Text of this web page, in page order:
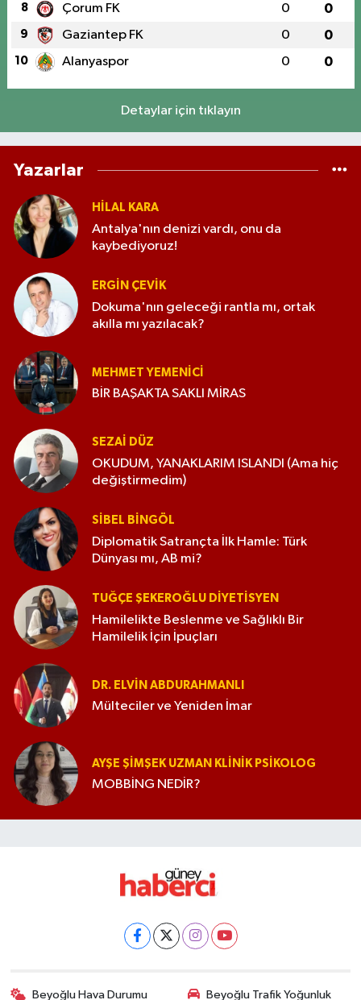
8 Çorum FK 0 0
9 Gaziantep FK 0 0
10 Alanyaspor 0 0
Detaylar için tıklayın
Yazarlar
HILAL KARA
Antalya'nın denizi vardı, onu da
kaybediyoruz!
ERGIN ÇEVİK
Dokuma'nın geleceği rantla mı, ortak
akılla mı yazılacak?
MEHMET YEMENICI
BİR BAŞAKTA SAKLI MİRAS
SEZAI DÜZ
OKUDUM, YANAKLARIM ISLANDI (Ama hiç
değiştirmedim)
SIBEL BINGÖL
Diplomatik Satrançta İlk Hamle: Türk
Dünyası mı, AB mi?
TUĞÇE ŞEKEROĞLU DIYETISYEN
Hamilelikte Beslenme ve Sağlıklı Bir
Hamilelik İçin İpuçları
DR. ELVIN ABDURAHMANLI
Mülteciler ve Yeniden İmar
AYŞE ŞIMŞEK UZMAN KLINIK PSIKOLOG
MOBBİNG NEDİR?
Beyoğlu Hava Durumu Beyoğlu Trafik Yoğunluk